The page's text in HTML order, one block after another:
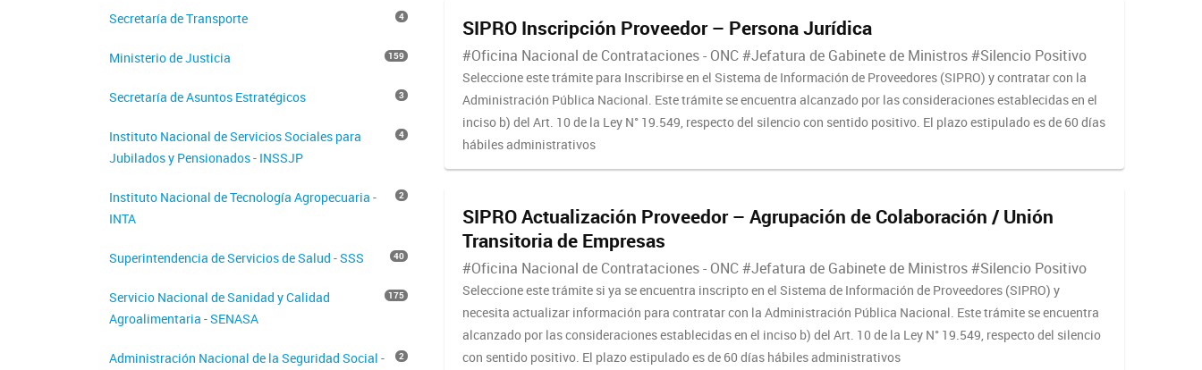
SIPRO Inscripción Proveedor – Persona Jurídica
#Oficina Nacional de Contrataciones - ONC #Jefatura de Gabinete de Ministros #Silencio Positivo
Seleccione este trámite para Inscribirse en el Sistema de Información de Proveedores (SIPRO) y contratar con la
Administración Pública Nacional. Este trámite se encuentra alcanzado por las consideraciones establecidas en el
inciso b) del Art. 10 de la Ley N° 19.549, respecto del silencio con sentido positivo. El plazo estipulado es de 60 días
hábiles administrativos
SIPRO Actualización Proveedor – Agrupación de Colaboración / Unión
Transitoria de Empresas
#Oficina Nacional de Contrataciones - ONC #Jefatura de Gabinete de Ministros #Silencio Positivo
Seleccione este trámite si ya se encuentra inscripto en el Sistema de Información de Proveedores (SIPRO) y
necesita actualizar información para contratar con la Administración Pública Nacional. Este trámite se encuentra
alcanzado por las consideraciones establecidas en el inciso b) del Art. 10 de la Ley N° 19.549, respecto del silencio
con sentido positivo. El plazo estipulado es de 60 días hábiles administrativos
Secretaría de Transporte 4
Ministerio de Justicia 159
Secretaría de Asuntos Estratégicos 3
Instituto Nacional de Servicios Sociales para
Jubilados y Pensionados - INSSJP
4
Instituto Nacional de Tecnología Agropecuaria -
INTA
2
Superintendencia de Servicios de Salud - SSS 40
Servicio Nacional de Sanidad y Calidad
Agroalimentaria - SENASA
175
Administración Nacional de la Seguridad Social -
2